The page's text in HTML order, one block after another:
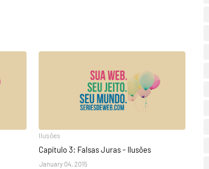
Ilusões
Capítulo 3: Falsas Juras - Ilusões
January 04, 2015